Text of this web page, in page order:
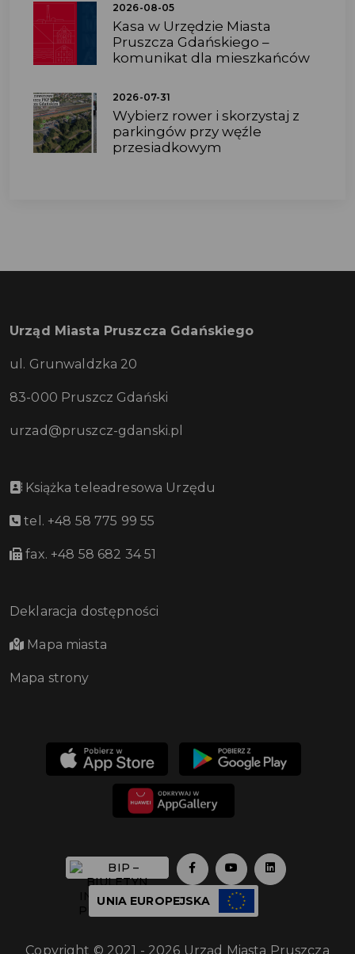
2026-08-05
Kasa w Urzędzie Miasta
Pruszcza Gdańskiego –
komunikat dla mieszkańców
2026-07-31
Wybierz rower i skorzystaj z
parkingów przy węźle
przesiadkowym
Urząd Miasta Pruszcza Gdańskiego
ul. Grunwaldzka 20
83-000 Pruszcz Gdański
urzad@pruszcz-gdanski.pl
Książka teleadresowa Urzędu
tel. +48 58 775 99 55
fax. +48 58 682 34 51
Deklaracja dostępności
Mapa miasta
Mapa strony
UNIA EUROPEJSKA
Copyright © 2021 - 2026 Urząd Miasta Pruszcza